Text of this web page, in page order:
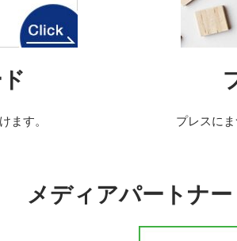
ます。 プレスに
メディアパートナー